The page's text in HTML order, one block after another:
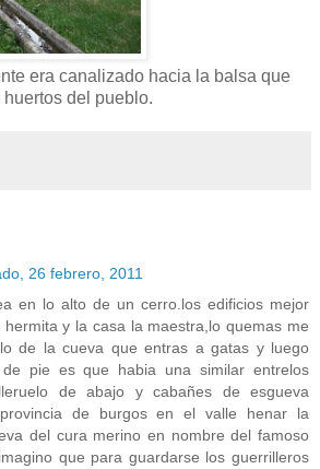
era canalizado hacia la balsa que
del pueblo.
26 febrero, 2011
en lo alto de un cerro.los edificios mejor
hermita y la casa la maestra,lo quemas me
de la cueva que entras a gatas y luego
pie es que habia una similar entrelos
de abajo y cabañes de esgueva
de burgos en el valle henar la
del cura merino en nombre del famoso
que para guardarse los guerrilleros